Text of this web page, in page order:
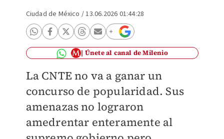
Ciudad de México /13.06.2026 01:44:28
Únete al canal de Milenio
La CNTE no va a ganar un
concurso de popularidad. Sus
amenazas no lograron
amedrentar enteramente al